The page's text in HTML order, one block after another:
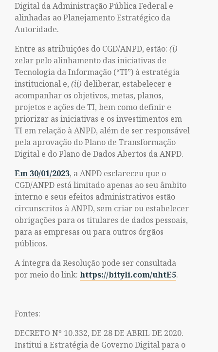
Digital da Administração Pública Federal e
alinhadas ao Planejamento Estratégico da
Autoridade.
Entre as atribuições do CGD/ANPD, estão: (i)
zelar pelo alinhamento das iniciativas de
Tecnologia da Informação (“TI”) à estratégia
institucional e, (ii) deliberar, estabelecer e
acompanhar os objetivos, metas, planos,
projetos e ações de TI, bem como definir e
priorizar as iniciativas e os investimentos em
TI em relação à ANPD, além de ser responsável
pela aprovação do Plano de Transformação
Digital e do Plano de Dados Abertos da ANPD.
Em 30/01/2023, a ANPD esclareceu que o
CGD/ANPD está limitado apenas ao seu âmbito
interno e seus efeitos administrativos estão
circunscritos à ANPD, sem criar ou estabelecer
obrigações para os titulares de dados pessoais,
para as empresas ou para outros órgãos
públicos.
A íntegra da Resolução pode ser consultada
por meio do link: https://bityli.com/uhtE5.
Fontes:
DECRETO Nº 10.332, DE 28 DE ABRIL DE 2020.
Institui a Estratégia de Governo Digital para o